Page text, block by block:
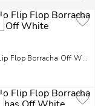
Flop Borracha Off White